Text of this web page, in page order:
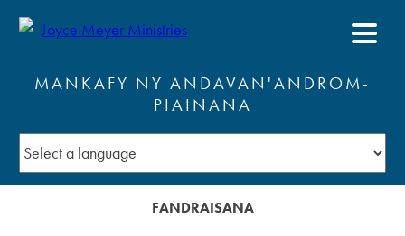
MANKAFY NY ANDAVAN'ANDROM-
PIAINANA
FANDRAISANA